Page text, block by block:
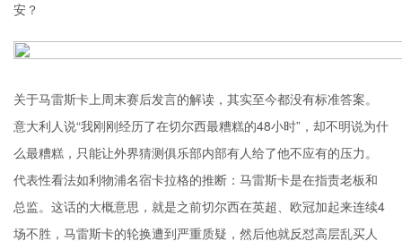
安？
关于马雷斯卡上周末赛后发言的解读，其实至今都没有标准答案。
意大利人说“我刚刚经历了在切尔西最糟糕的48小时”，却不明说为什
么最糟糕，只能让外界猜测俱乐部内部有人给了他不应有的压力。
代表性看法如利物浦名宿卡拉格的推断：马雷斯卡是在指责老板和
总监。这话的大概意思，就是之前切尔西在英超、欧冠加起来连续4
场不胜，马雷斯卡的轮换遭到严重质疑，然后他就反怼高层乱买人